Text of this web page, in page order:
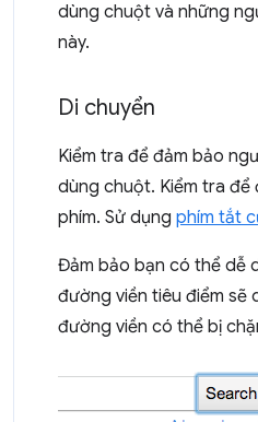
dùng chuột và những
này.
Di chuyển
Kiểm tra để đảm bảo
dùng chuột. Kiểm tra
phím. Sử dụng phím tắt
Đảm bảo bạn có thể dễ
đường viền tiêu điểm sẽ
đường viền có thể bị